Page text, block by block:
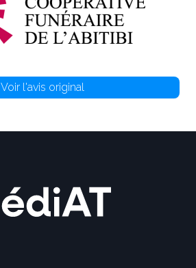
Voir l'avis original